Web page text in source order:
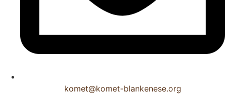
komet@komet-blankenese.org